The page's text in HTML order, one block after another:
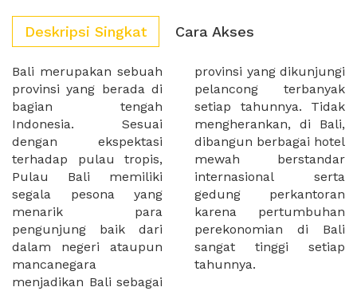
Deskripsi Singkat Cara Akses
Bali merupakan sebuah
provinsi yang berada di
bagian tengah
Indonesia. Sesuai
dengan ekspektasi
terhadap pulau tropis,
Pulau Bali memiliki
segala pesona yang
menarik para
pengunjung baik dari
dalam negeri ataupun
mancanegara
menjadikan Bali sebagai
provinsi yang dikunjungi
pelancong terbanyak
setiap tahunnya. Tidak
mengherankan, di Bali,
dibangun berbagai hotel
mewah berstandar
internasional serta
gedung perkantoran
karena pertumbuhan
perekonomian di Bali
sangat tinggi setiap
tahunnya.